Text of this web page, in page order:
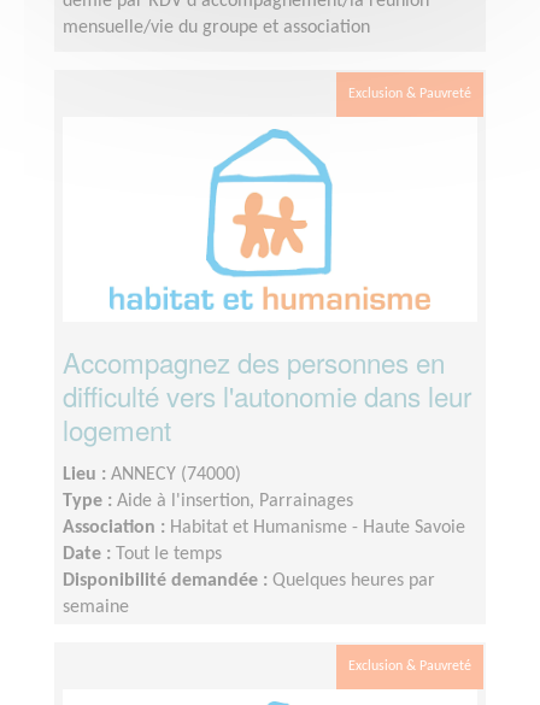
mensuelle/vie du groupe et association
Exclusion & Pauvreté
Accompagnez des personnes en
difficulté vers l'autonomie dans leur
logement
Lieu : ANNECY (74000)
Type : Aide à l'insertion, Parrainages
Association : Habitat et Humanisme - Haute Savoie
Date :
Tout le temps
Disponibilité demandée : Quelques heures par
semaine
Exclusion & Pauvreté